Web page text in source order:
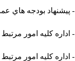
- پيشنهاد بودجه هاي
- اداره كليه امور
- اداره كليه امور